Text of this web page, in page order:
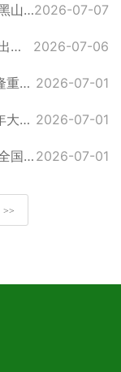
习近平同黑山总统米拉托维奇就中国同黑山建交20周年互致贺电2026-07-07
《习近平关于基层工作方法论述摘编》出版发行 2026-07-06
庆祝中国共产党成立105周年大会在京隆重举行 习近平发表重要讲话 2026-07-01
习近平：在庆祝中国共产党成立105周年大会上的讲话 2026-07-01
中共中央关于表彰全国优秀共产党员、全国优秀党务工作者和全国先进基层党组织的决定 2026-07-01
>>